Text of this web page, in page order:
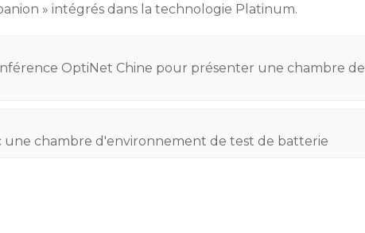
» intégrés dans la technologie Platinum.
OptiNet Chine pour présenter une chambre de
une chambre d'environnement de test de batterie